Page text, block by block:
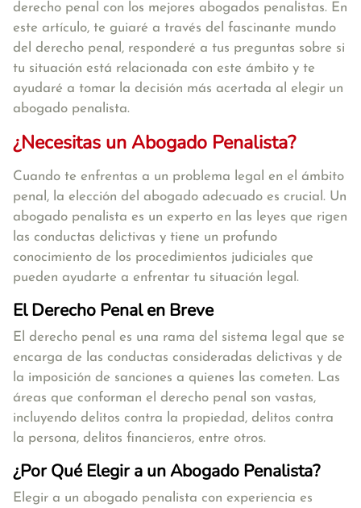
derecho penal con los mejores abogados penalistas. En
este artículo, te guiaré a través del fascinante mundo
del derecho penal, responderé a tus preguntas sobre si
tu situación está relacionada con este ámbito y te
ayudaré a tomar la decisión más acertada al elegir un
abogado penalista.
¿Necesitas un Abogado Penalista?
Cuando te enfrentas a un problema legal en el ámbito
penal, la elección del abogado adecuado es crucial. Un
abogado penalista es un experto en las leyes que rigen
las conductas delictivas y tiene un profundo
conocimiento de los procedimientos judiciales que
pueden ayudarte a enfrentar tu situación legal.
El Derecho Penal en Breve
El derecho penal es una rama del sistema legal que se
encarga de las conductas consideradas delictivas y de
la imposición de sanciones a quienes las cometen. Las
áreas que conforman el derecho penal son vastas,
incluyendo delitos contra la propiedad, delitos contra
la persona, delitos financieros, entre otros.
¿Por Qué Elegir a un Abogado Penalista?
Elegir a un abogado penalista con experiencia es